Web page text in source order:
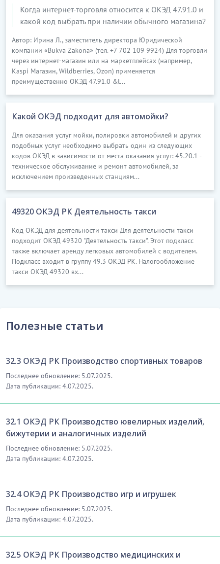
Когда интернет-торговля относится к ОКЭД 47.91.0 и
какой код выбрать при наличии обычного магазина?
Автор: Ирина Л., заместитель директора Юридической
компании «Bukva Zakona» (тел. +7 702 109 9924) Для торговли
через интернет-магазин или на маркетплейсах (например,
Kaspi Магазин, Wildberries, Ozon) применяется
преимущественно ОКЭД 47.91.0 &l...
Какой ОКЭД подходит для автомойки?
Для оказания услуг мойки, полировки автомобилей и других
подобных услуг необходимо выбрать один из следующих
кодов ОКЭД в зависимости от места оказания услуг: 45.20.1 -
техническое обслуживание и ремонт автомобилей, за
исключением произведенных станциям...
49320 ОКЭД РК Деятельность такси
Код ОКЭД для деятельности такси Для деятельности такси
подходит ОКЭД 49320 "Деятельность такси". Этот подкласс
также включает аренду легковых автомобилей с водителем.
Подкласс входит в группу 49.3 ОКЭД РК. Налогообложение
такси ОКЭД 49320 вх...
Полезные статьи
32.3 ОКЭД РК Производство спортивных товаров
Последнее обновление: 5.07.2025.
Дата публикации: 4.07.2025.
32.1 ОКЭД РК Производство ювелирных изделий,
бижутерии и аналогичных изделий
Последнее обновление: 5.07.2025.
Дата публикации: 4.07.2025.
32.4 ОКЭД РК Производство игр и игрушек
Последнее обновление: 5.07.2025.
Дата публикации: 4.07.2025.
32.5 ОКЭД РК Производство медицинских и